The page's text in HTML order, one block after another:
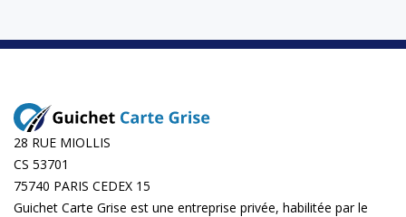
28 RUE MIOLLIS
CS 53701
75740 PARIS CEDEX 15
Guichet Carte Grise est une entreprise privée, habilitée par le